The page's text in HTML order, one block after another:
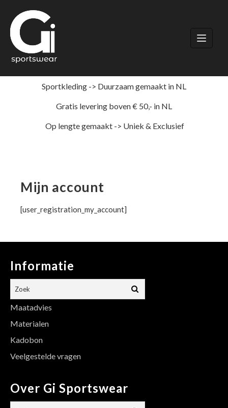
naar
inhoud
Sportkleding -> Duurzaam gemaakt in NL
Gratis levering boven € 50,- in NL
Op lengte gemaakt -> Uniek & Exclusief
Mijn account
[user_registration_my_account]
Informatie
Maatadvies
Materialen
Kadobon
Veelgestelde vragen
Over Gi Sportswear